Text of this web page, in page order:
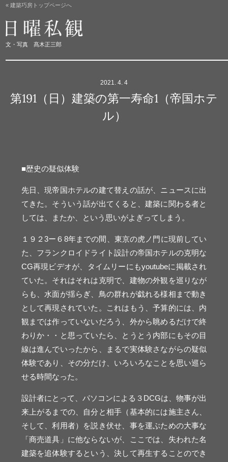
日曜私観
文・写真 髙木正三郎
« 建築巧房トップページへ
2021. 4. 4
第191（日）建築の第一寿命1（帝国ホテ
ル）
■歴史の疑似体験
先日、現帝国ホテルの建て替えの話が、ニュースに出
てきた。そういう話が出てくると、建築に関わる者と
しては、またか、という思いがよぎってしまう。
１９２3ー６8年までの間、東京の虎ノ門に現前してい
た、フランクロイドライト設計の帝国ホテルの克明な
CG再現ビデオが、タイムリーにもyoutubeに掲載され
ていた。それはそれは克明で、建物の外観を巡りなが
らも、水面が揺らぎ、鳥の群れが戯れる様相まで動き
として再現されていた。これはもう、予算的には、内
観までは作っていないだろう、外から眺めるだけで終
わりか・・と思っていたら、とうとう内部にもその目
線は進んでいったから、まるで実体験さながらの疑似
体験であり、その分だけ、いろいろなことを思い巡ら
せる時間なった。
設計者にとって、パソコンによる３DCGは、物事が出
来上がるまでの、自分と相手（基本的には施主さん、
そして、利用者）を説き伏せ、事を運ぶための大事な
「商売道具」に他ならないが、ここでは、失われた名
建築を追体験するという、決して再生することのでき